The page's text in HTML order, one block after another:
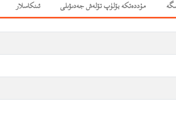
مۇددەتكە بۆلۈپ تۆلەش جەدىۋىلى ئىنكاسلار